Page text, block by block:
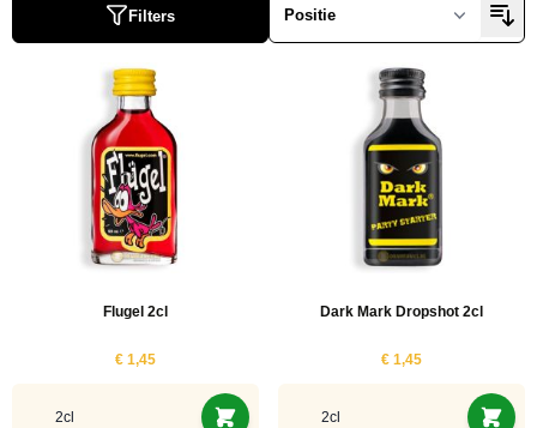
Filters
Flugel 2cl
€ 1,45
2cl
Dark Mark Dropshot 2cl
€ 1,45
2cl